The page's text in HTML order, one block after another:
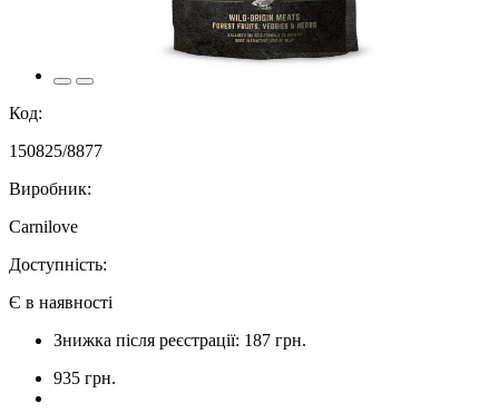
Код:
150825/8877
Виробник:
Carnilove
Доступність:
Є в наявності
Знижка після реєстрації: 187 грн.
935 грн.